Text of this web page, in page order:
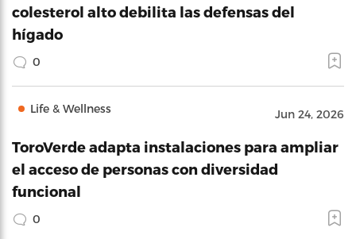
colesterol alto debilita las defensas del
hígado
0
Life & Wellness Jun 24, 2026
ToroVerde adapta instalaciones para ampliar
el acceso de personas con diversidad
funcional
0